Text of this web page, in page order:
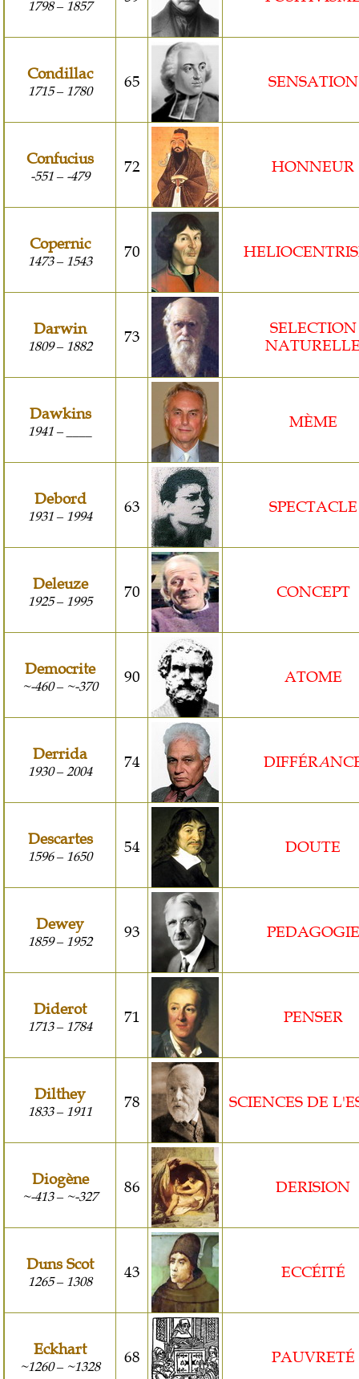
1798– 1857
Condillac
1715– 1780 65 SENSATION
Confucius
-551 – -479 72 HONNEUR
Copernic
1473– 1543 70
Darwin
1809– 1882 73
SELECTION
Dawkins
1941 –
MÈME
Debord
1931 – 1994 63 SPECTACLE
Deleuze
1925– 1995 70 CONCEPT
Democrite
~-460– ~-370 90 ATOME
Derrida
1930– 2004 74 DIFFÉRA
Descartes
1596– 1650 54 DOUTE
Dewey
1859– 1952 93 PEDAGOGIE
Diderot
1713– 1784 71 PENSER
Dilthey
1833– 1911 78 SCIENCES DE
Diogène
~-413– ~-327 86 DERISION
Duns Scot
1265– 1308 43 ECCÉITÉ
Eckhart
~1260– ~1328 68 PAUVRETÉ